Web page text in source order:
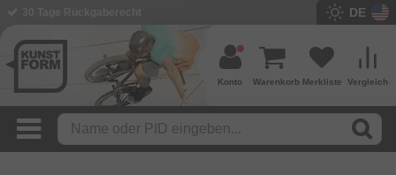
DE
Vergleich
Merkliste
Warenkorb
Konto